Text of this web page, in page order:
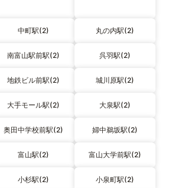
中町駅(2) 丸の内駅(2)
南富山駅前駅(2) 呉羽駅(2)
地鉄ビル前駅(2) 城川原駅(2)
大手モール駅(2) 大泉駅(2)
奥田中学校前駅(2) 婦中鵜坂駅(2)
富山駅(2) 富山大学前駅(2)
小杉駅(2) 小泉町駅(2)